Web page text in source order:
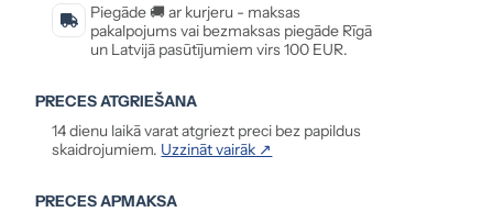
Piegāde 🚚 ar kurjeru - maksas
pakalpojums vai bezmaksas piegāde Rīgā
un Latvijā pasūtījumiem virs 100 EUR.
PRECES ATGRIEŠANA
14 dienu laikā varat atgriezt preci bez papildus
skaidrojumiem. Uzzināt vairāk ↗
PRECES APMAKSA